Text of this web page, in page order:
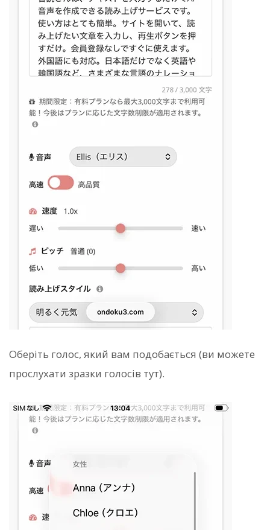
Оберіть голос, який вам подобається (ви можете
прослухати зразки голосів тут).